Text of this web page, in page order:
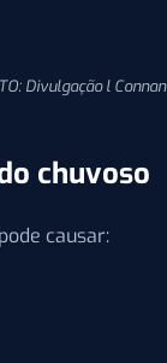
Divulgação l Connan
chuvoso
pode causar: